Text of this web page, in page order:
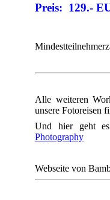
Preis: 129.-
Alle weiteren
unsere Fotoreisen
Und hier geht
Photography
Webseite von